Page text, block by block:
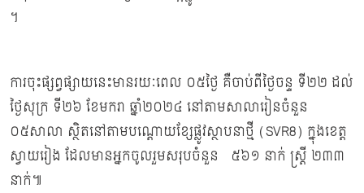
។
ការចុះផ្សព្វផ្សាយនេះមានរយៈពេល ០៥ថ្ងៃ គឺចាប់ពីថ្ងៃចន្ទ ទី២២ ដល់
ថ្ងៃសុក្រ ទី២៦ ខែមករា ឆ្នាំ២០២៤ នៅតាមសាលារៀនចំនួន
០៥សាលា ស្ថិតនៅតាមបណ្តោយខ្សែផ្លូវស្ថាបនាថ្មី (SVR8) ក្នុងខេត្ត
ស្វាយរៀង ដែលមានអ្នកចូលរួមសរុបចំនួន ៥៦១ នាក់ ស្រ្តី ២៣៣
នាក់៕